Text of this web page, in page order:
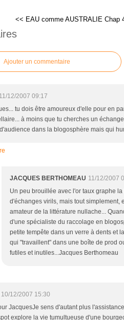
<< EAU comme AUSTRALIE Chap
Ajouter un commentaire
11/12/2007 09:17
tu dois être amoureux d'elle pour en
à moins que tu cherches un
dans la blogosphère mais qui
JACQUES BERTHOMEAU 11/12/2007
Un peu brouillée avec l'or taux graphe
d'échanges virils, mais tout simplement,
amateur de la littérature nullache...
d'une spécialiste du raccolage en
petite tempête dans un verre à dents et
qui "travaillent" dans une boîte de prod
futiles et inutiles...Jacques Berthomeau
10/12/2007 15:30
JacquesJe sens d'autant plus
explore la vie tumultueuse d'une